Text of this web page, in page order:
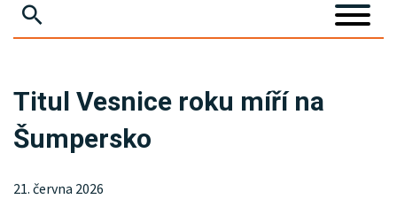
KRIMI
SPORT
KULTURA
Titul Vesnice roku míří na
Šumpersko
21. června 2026